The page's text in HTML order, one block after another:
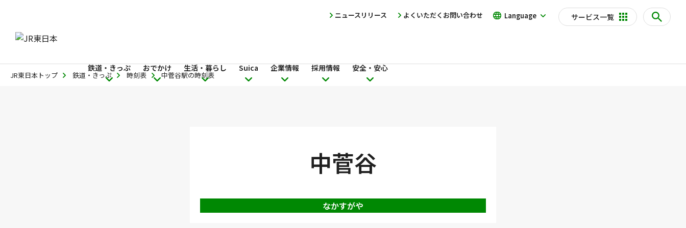
サービス一覧
鉄道・きっぷ おでかけ 生活・暮らし Suica 企業情報 採用情報 安全・安心
Language
よくいただくお問い合わせ
ニュースリリース
JR東日本トップ 鉄道・きっぷ 時刻表 中菅谷駅の時刻表
中菅谷
なかすがや